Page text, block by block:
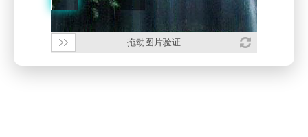
拖动图片验证